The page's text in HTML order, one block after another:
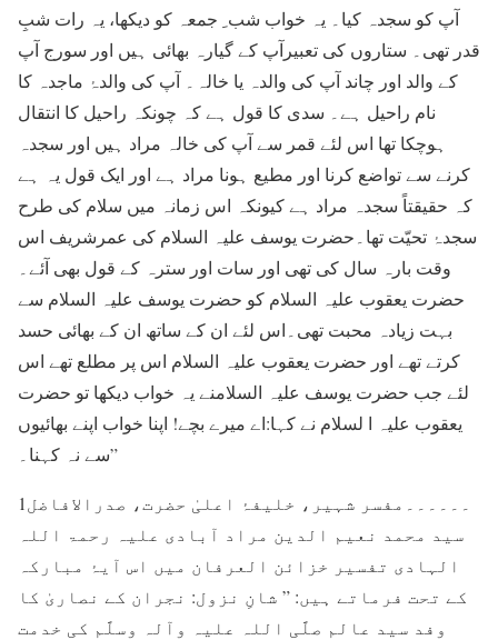
آپ کو سجدہ کیا۔ یہ خواب شب ِ جمعہ کو دیکھا، یہ رات شبِ
قدر تھی۔ ستاروں کی تعبیرآپ کے گیارہ بھائی ہیں اور سورج آپ
کے والد اور چاند آپ کی والدہ یا خالہ۔ آپ کی والدۂ ماجدہ کا
نام راحیل ہے۔ سدی کا قول ہے کہ چونکہ راحیل کا انتقال
ہوچکا تھا اس لئے قمر سے آپ کی خالہ مراد ہیں اور سجدہ
کرنے سے تواضع کرنا اور مطیع ہونا مراد ہے اور ایک قول یہ ہے
کہ حقیقتاً سجدہ مراد ہے کیونکہ اس زمانہ میں سلام کی طرح
سجدۂ تحیّت تھا۔حضرت یوسف علیہ السلام کی عمرشریف اس
وقت بارہ سال کی تھی اور سات اور سترہ کے قول بھی آئے۔
حضرت یعقوب علیہ السلام کو حضرت یوسف علیہ السلام سے
بہت زیادہ محبت تھی۔اس لئے ان کے ساتھ ان کے بھائی حسد
کرتے تھے اور حضرت یعقوب علیہ السلام اس پر مطلع تھے اس
لئے جب حضرت یوسف علیہ السلامنے یہ خواب دیکھا تو حضرت
یعقوب علیہ ا لسلام نے کہا:اے میرے بچے! اپنا خواب اپنے بھائیوں
سے نہ کہنا۔”
1۔۔۔۔۔۔مفسر شہیر، خلیفۂ اعلیٰ حضرت، صدرالافاضل
سید محمد نعیم الدین مراد آبادی علیہ رحمۃ اللہ
الہادی تفسیر خزائن العرفان میں اس آیۂ مبارکہ
کے تحت فرماتے ہیں: ” شانِ نزول: نجران کے نصاریٰ کا
وفد سید عالم صلَّی اللہ علیہ وآلہ وسلَّم کی خدمت